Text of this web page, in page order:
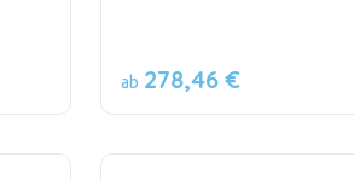
ab 278,46 €